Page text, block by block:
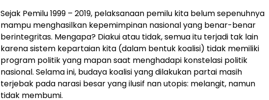
Sejak Pemilu 1999 – 2019, pelaksanaan pemilu kita belum sepenuhnya
mampu menghasilkan kepemimpinan nasional yang benar-benar
berintegritas. Mengapa? Diakui atau tidak, semua itu terjadi tak lain
karena sistem kepartaian kita (dalam bentuk koalisi) tidak memiliki
program politik yang mapan saat menghadapi konstelasi politik
nasional. Selama ini, budaya koalisi yang dilakukan partai masih
terjebak pada narasi besar yang ilusif nan utopis: melangit, namun
tidak membumi.